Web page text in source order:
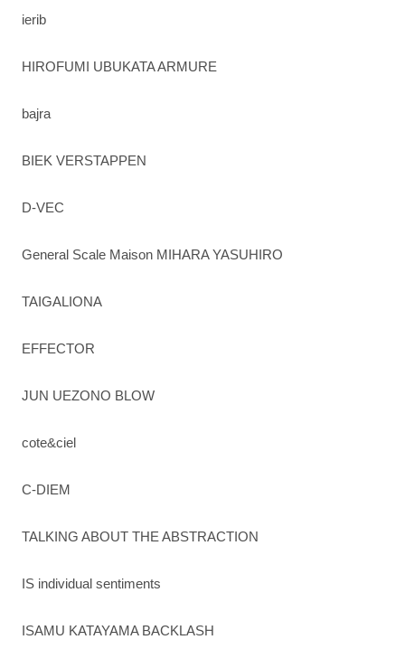
ierib
HIROFUMI UBUKATA ARMURE
bajra
BIEK VERSTAPPEN
D-VEC
General Scale Maison MIHARA YASUHIRO
TAIGALIONA
EFFECTOR
JUN UEZONO BLOW
cote&ciel
C-DIEM
TALKING ABOUT THE ABSTRACTION
IS individual sentiments
ISAMU KATAYAMA BACKLASH